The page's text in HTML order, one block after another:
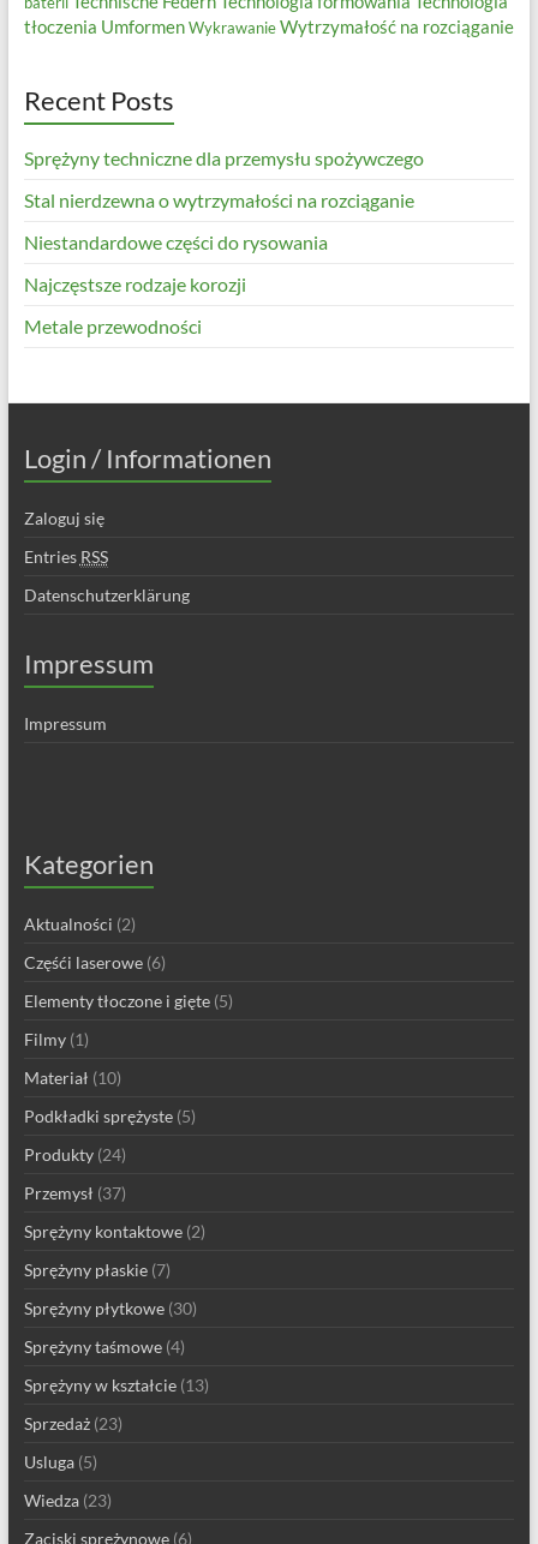
tłoczenia Umformen Wykrawanie Wytrzymałość na rozciąganie
Recent Posts
Sprężyny techniczne dla przemysłu spożywczego
Stal nierdzewna o wytrzymałości na rozciąganie
Niestandardowe części do rysowania
Najczęstsze rodzaje korozji
Metale przewodności
Login / Informationen
Zaloguj się
Entries RSS
Datenschutzerklärung
Impressum
Impressum
Kategorien
Aktualności (2)
Częśći laserowe(6)
Elementy tłoczone i gięte(5)
Filmy(1)
Materiał (10)
Podkładki sprężyste(5)
Produkty(24)
Przemysł (37)
Sprężyny kontaktowe(2)
Sprężyny płaskie(7)
Sprężyny płytkowe(30)
Sprężyny taśmowe(4)
Sprężyny w kształcie(13)
Sprzedaż(23)
Usluga(5)
Wiedza(23)
Zaciski sprężynowe(6)